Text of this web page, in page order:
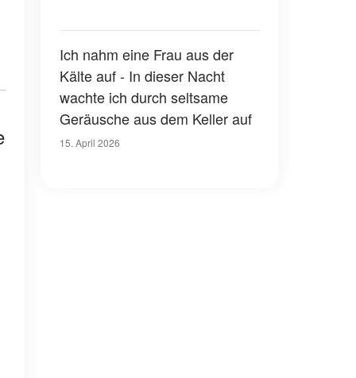
Blut in den Adern gefrieren
Ich nahm eine Frau aus der
Kälte auf - In dieser Nacht
wachte ich durch seltsame
Geräusche aus dem Keller auf
15. April 2026